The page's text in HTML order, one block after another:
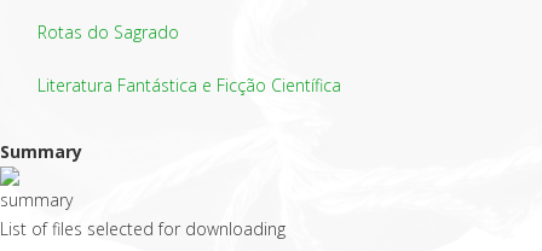
Rotas do Sagrado
Literatura Fantástica e Ficção Científica
Summary
List of files selected for downloading